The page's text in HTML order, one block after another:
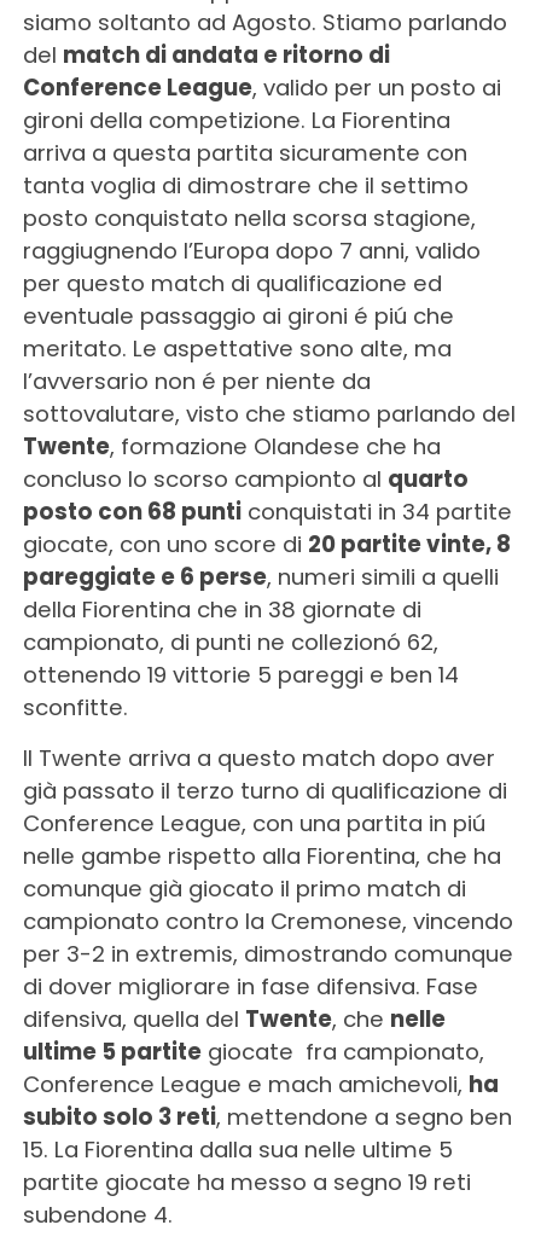
siamo soltanto ad Agosto. Stiamo parlando
del match di andata e ritorno di
Conference League, valido per un posto ai
gironi della competizione. La Fiorentina
arriva a questa partita sicuramente con
tanta voglia di dimostrare che il settimo
posto conquistato nella scorsa stagione,
raggiugnendo l’Europa dopo 7 anni, valido
per questo match di qualificazione ed
eventuale passaggio ai gironi é piú che
meritato. Le aspettative sono alte, ma
l’avversario non é per niente da
sottovalutare, visto che stiamo parlando del
Twente, formazione Olandese che ha
concluso lo scorso campionto al quarto
posto con 68 punticonquistati in 34 partite
giocate, con uno score di 20 partite vinte, 8
pareggiate e 6 perse, numeri simili a quelli
della Fiorentina che in 38 giornate di
campionato, di punti ne collezionó 62,
ottenendo 19 vittorie 5 pareggi e ben 14
sconfitte.
Il Twente arriva a questo match dopo aver
già passato il terzo turno di qualificazione di
Conference League, con una partita in piú
nelle gambe rispetto alla Fiorentina, che ha
comunque già giocato il primo match di
campionato contro la Cremonese, vincendo
per 3-2 in extremis, dimostrando comunque
di dover migliorare in fase difensiva. Fase
difensiva, quella del Twente, che nelle
ultime 5 partitegiocate fra campionato,
Conference League e mach amichevoli, ha
subito solo 3 reti, mettendone a segno ben
15. La Fiorentina dalla sua nelle ultime 5
partite giocate ha messo a segno 19 reti
subendone 4.